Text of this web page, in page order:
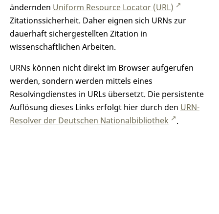
ändernden Uniform Resource Locator (URL)
Zitationssicherheit. Daher eignen sich URNs zur
dauerhaft sichergestellten Zitation in
wissenschaftlichen Arbeiten.
URNs können nicht direkt im Browser aufgerufen
werden, sondern werden mittels eines
Resolvingdienstes in URLs übersetzt. Die persistente
Auflösung dieses Links erfolgt hier durch den URN-
Resolver der Deutschen Nationalbibliothek
.